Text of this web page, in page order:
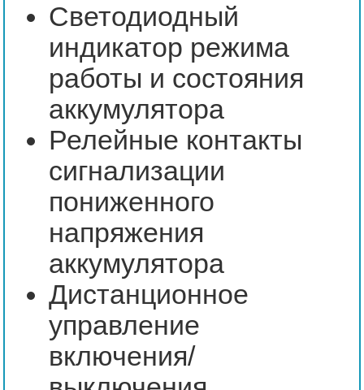
Светодиодный
индикатор режима
работы и состояния
аккумулятора
Релейные контакты
сигнализации
пониженного
напряжения
аккумулятора
Дистанционное
управление
включения/